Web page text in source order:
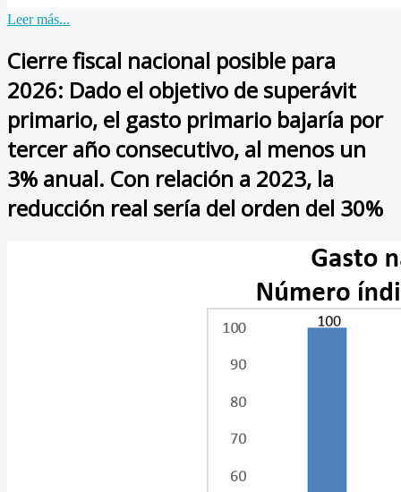
Leer más...
Cierre fiscal nacional posible para
2026: Dado el objetivo de superávit
primario, el gasto primario bajaría por
tercer año consecutivo, al menos un
3% anual. Con relación a 2023, la
reducción real sería del orden del 30%